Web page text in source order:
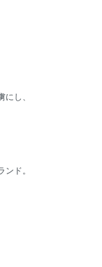
し、
ド。